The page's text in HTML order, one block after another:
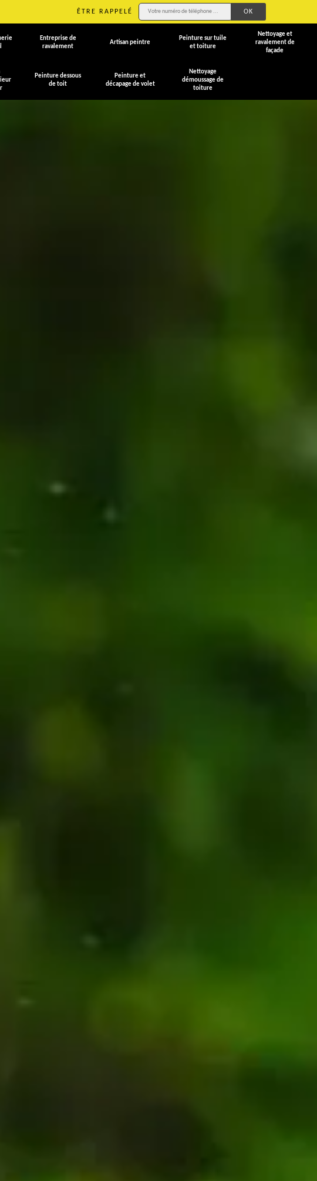
ÊTRE RAPPELÉ
Entreprise de
ravalement
Artisan peintre
Peinture sur tuile
et toiture
Nettoyage et
ravalement de
façade
Peinture dessous
de toit
Peinture et
décapage de volet
Nettoyage
démoussage de
toiture